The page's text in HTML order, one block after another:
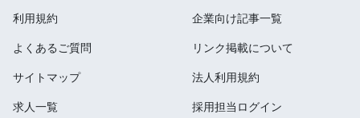
利用規約
よくあるご質問
サイトマップ
求人一覧
企業向け記事一覧
リンク掲載について
法人利用規約
採用担当ログイン